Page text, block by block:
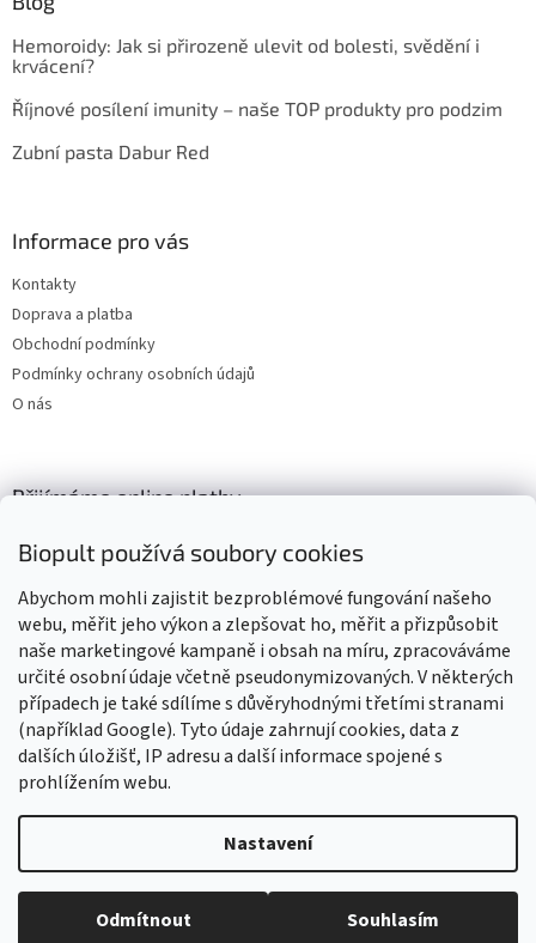
Biopult používá soubory cookies
Abychom mohli zajistit bezproblémové fungování našeho
webu, měřit jeho výkon a zlepšovat ho, měřit a přizpůsobit
naše marketingové kampaně i obsah na míru, zpracováváme
určité osobní údaje včetně pseudonymizovaných. V některých
případech je také sdílíme s důvěryhodnými třetími stranami
(například Google). Tyto údaje zahrnují cookies, data z
dalších úložišť, IP adresu a další informace spojené s
prohlížením webu.
Nastavení
Odmítnout Souhlasím
Vážení zákazníci, z důvodu čerpání dovolené budou všechny
objednávky přijaté v tomto období expedovány od 17. srpna 2026.
Děkujeme za pochopení, trpělivost i vaši přízeň. Přejeme vám krásné
Hemoroidy: Jak si přirozeně ulevit od bolesti, svědění i
krvácení?
Říjnové posílení imunity – naše TOP produkty pro podzim
Zubní pasta Dabur Red
Informace pro vás
Kontakty
Doprava a platba
Obchodní podmínky
Podmínky ochrany osobních údajů
O nás
Přijímáme online platby
Výrobky označené BIO jsou certifikované kontrolní organizací CZ-
BIO-003
Copyright 2026Biopult.cz. Všechna práva vyhrazena.Upravit